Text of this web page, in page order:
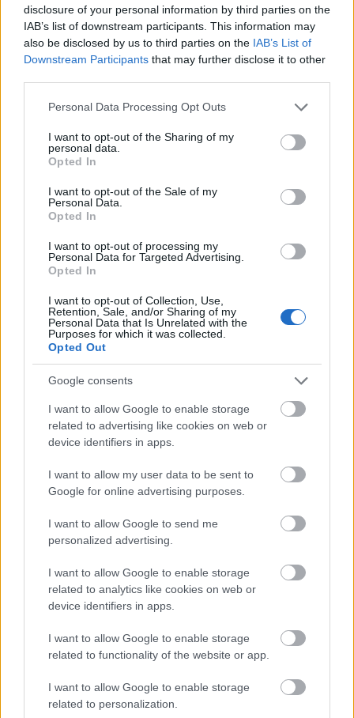
disclosure of your personal information by third parties on the
IAB’s list of downstream participants. This information may
also be disclosed by us to third parties on the IAB’s List of
Downstream Participants that may further disclose it to other
Please note that this website/app uses one or more Google
not limited to your visit or usage behaviour. You may click to
grant or deny consent to Google and its third-party tags to
use your data for below specified purposes in below Google
consent section.
Personal Data Processing Opt Outs
I want to opt-out of the Sharing of my
personal data.
Opted In
I want to opt-out of the Sale of my
Personal Data.
Opted In
I want to opt-out of processing my
Personal Data for Targeted Advertising.
Opted In
I want to opt-out of Collection, Use,
Retention, Sale, and/or Sharing of my
Personal Data that Is Unrelated with the
Purposes for which it was collected.
Opted Out
Google consents
I want to allow Google to enable storage
related to advertising like cookies on web or
device identifiers in apps.
I want to allow my user data to be sent to
Google for online advertising purposes.
I want to allow Google to send me
personalized advertising.
I want to allow Google to enable storage
related to analytics like cookies on web or
device identifiers in apps.
I want to allow Google to enable storage
related to functionality of the website or app.
I want to allow Google to enable storage
related to personalization.
Dobd el az agyad! Kis bátorság és néhány
ötlet. Mottónk: Mi sem tudjuk, mit teszünk 5
perc múlva. Túl vagyunk a 350. előadáson.
Még nem láttad?!
Következő előadás: 2010. április 18. 19h
Helyszín: Dürer-kert
Színház Játék
AZ EMBERSÉG ÜNNEPE
VECSEI H. MIKLÓS A ZSÁMBÉKI NYÁRI
SZÍNHÁZRÓL
MUCSI ZOLTÁN VISSZATÉR – EGY ÉLETEM